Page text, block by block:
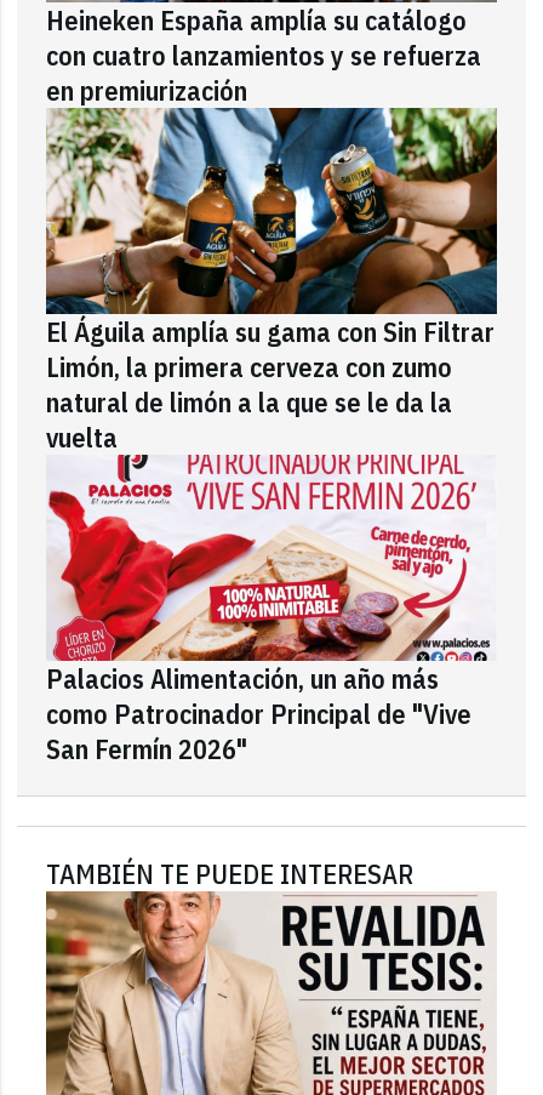
Heineken España amplía su catálogo
con cuatro lanzamientos y se refuerza
en premiurización
El Águila amplía su gama con Sin Filtrar
Limón, la primera cerveza con zumo
natural de limón a la que se le da la
vuelta
Palacios Alimentación, un año más
como Patrocinador Principal de "Vive
San Fermín 2026"
TAMBIÉN TE PUEDE INTERESAR